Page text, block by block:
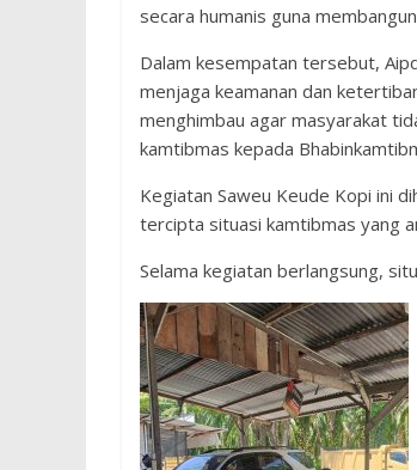
secara humanis guna
Dalam kesempatan tersebut,
menjaga keamanan dan
menghimbau agar masyarakat
kamtibmas kepada
Kegiatan Saweu Keude Kopi ini
tercipta situasi kamtibmas yang
Selama kegiatan berlangsung,